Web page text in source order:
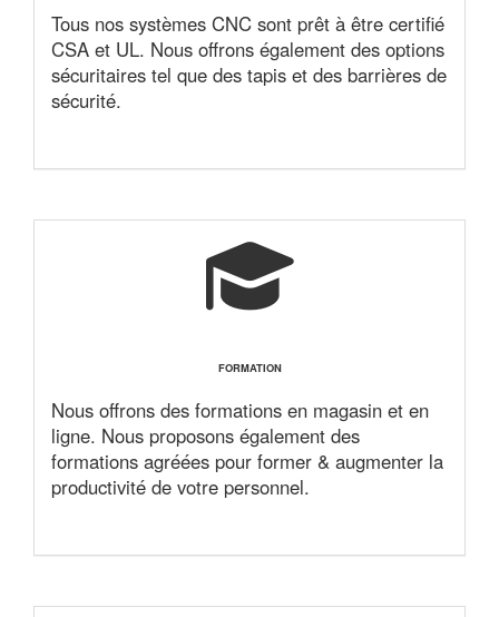
Tous nos systèmes CNC sont prêt à être certifié
CSA et UL. Nous offrons également des options
sécuritaires tel que des tapis et des barrières de
sécurité.
FORMATION
Nous offrons des formations en magasin et en
ligne. Nous proposons également des
formations agréées pour former & augmenter la
productivité de votre personnel.